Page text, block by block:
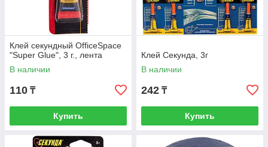
Клей секундный OfficeSpace
"Super Glue", 3 г., лента
В наличии
110 ₸
Купить
Клей Секунда, 3г
В наличии
242 ₸
Купить